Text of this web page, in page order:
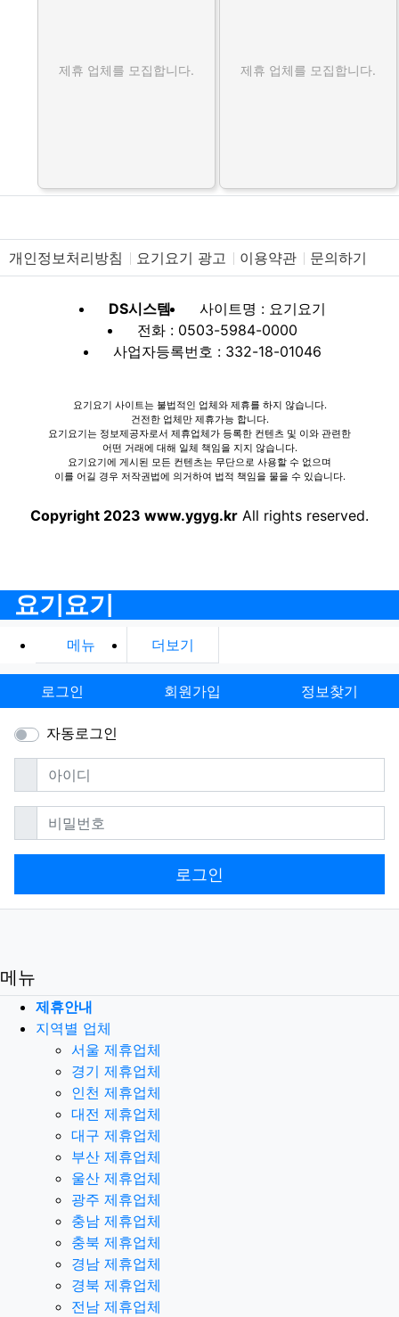
제휴 업체를 모집합니다. 제휴 업체를 모집합니다.
개인정보처리방침 요기요기 광고 이용약관 문의하기
DS시스템
사이트명 : 요기요기
전화 : 0503-5984-0000
사업자등록번호 : 332-18-01046
요기요기 사이트는 불법적인 업체와 제휴를 하지 않습니다.
건전한 업체만 제휴가능 합니다.
요기요기는 정보제공자로서 제휴업체가 등록한 컨텐츠 및 이와 관련한
어떤 거래에 대해 일체 책임을 지지 않습니다.
요기요기에 게시된 모든 컨텐츠는 무단으로 사용할 수 없으며
이를 어길 경우 저작권법에 의거하여 법적 책임을 물을 수 있습니다.
Copyright 2023 www.ygyg.kr All rights reserved.
요기요기
메뉴 더보기
로그인 회원가입 정보찾기
자동로그인
아이디필수
비밀번호필수
로그인
메뉴
제휴안내
지역별 업체
서울 제휴업체
경기 제휴업체
인천 제휴업체
대전 제휴업체
대구 제휴업체
부산 제휴업체
울산 제휴업체
광주 제휴업체
충남 제휴업체
충북 제휴업체
경남 제휴업체
경북 제휴업체
전남 제휴업체